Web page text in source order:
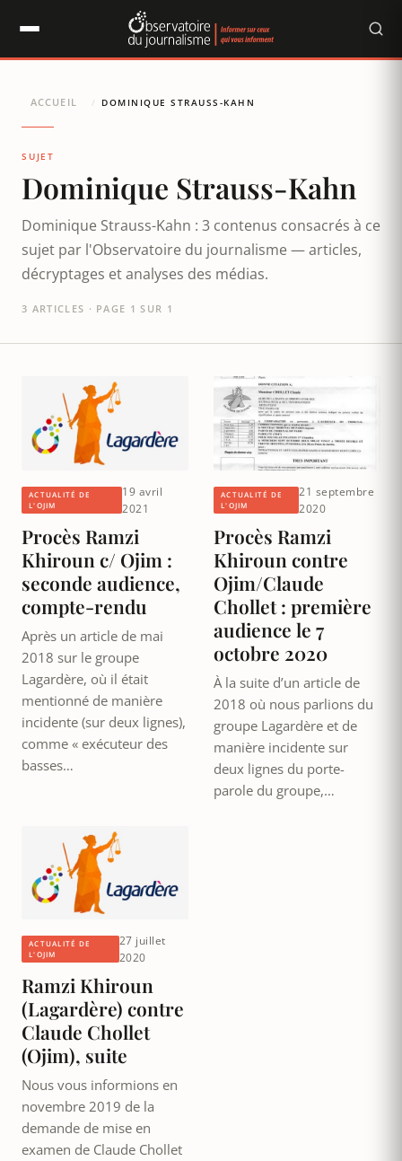
ACCUEIL / DOMINIQUE STRAUSS-KAHN
SUJET
Dominique Strauss-Kahn
Dominique Strauss-Kahn : 3 contenus consacrés à ce
sujet par l'Observatoire du journalisme — articles,
décryptages et analyses des médias.
3 ARTICLES · PAGE 1 SUR 1
ACTUALITÉ DE
L'OJIM
19 avril
2021
Procès Ramzi
Khiroun c/ Ojim :
seconde audience,
compte-rendu
Après un article de mai
2018 sur le groupe
Lagardère, où il était
mentionné de manière
incidente (sur deux lignes),
comme « exécuteur des
basses…
ACTUALITÉ DE
L'OJIM
21 septembre
2020
Procès Ramzi
Khiroun contre
Ojim/Claude
Chollet : première
audience le 7
octobre 2020
À la suite d’un article de
2018 où nous parlions du
groupe Lagardère et de
manière incidente sur
deux lignes du porte-
parole du groupe,…
ACTUALITÉ DE
L'OJIM
27 juillet
2020
Ramzi Khiroun
(Lagardère) contre
Claude Chollet
(Ojim), suite
Nous vous informions en
novembre 2019 de la
demande de mise en
examen de Claude Chollet
Panneau de gestion des cookies